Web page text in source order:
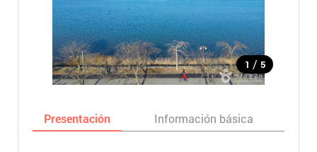
1 / 5
Presentación Información básica